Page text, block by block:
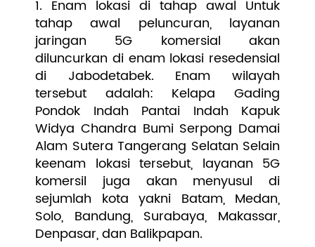
1. Enam lokasi di tahap awal Untuk
tahap awal peluncuran, layanan
jaringan 5G komersial akan
diluncurkan di enam lokasi resedensial
di Jabodetabek. Enam wilayah
tersebut adalah: Kelapa Gading
Pondok Indah Pantai Indah Kapuk
Widya Chandra Bumi Serpong Damai
Alam Sutera Tangerang Selatan Selain
keenam lokasi tersebut, layanan 5G
komersil juga akan menyusul di
sejumlah kota yakni Batam, Medan,
Solo, Bandung, Surabaya, Makassar,
Denpasar, dan Balikpapan.